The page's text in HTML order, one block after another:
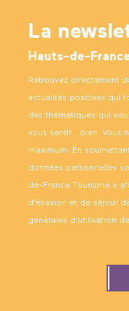
La
Hauts-de-
Retrouvez directement
actualités positives qui
des thématiques qui
vous sentir… bien. Vous
maximum. En
données personnelles
de-France Tourisme »
d’évasion et de séjour
générales d’utilisation